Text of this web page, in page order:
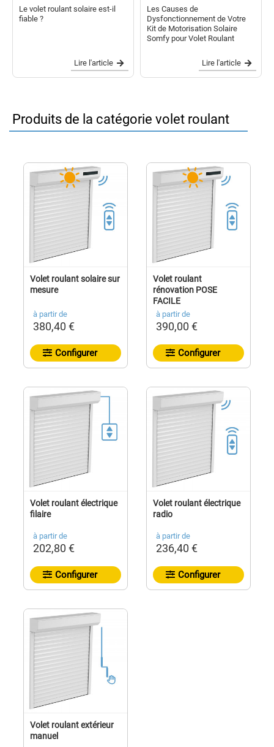
Le volet roulant solaire est-il
fiable ?
Lire l'article
Les Causes de
Dysfonctionnement de Votre
Kit de Motorisation Solaire
Somfy pour Volet Roulant
Lire l'article
Produits de la catégorie volet roulant
Volet roulant solaire sur
mesure
à partir de
380,40 €
Configurer
Volet roulant
rénovation POSE
FACILE
à partir de
390,00 €
Configurer
Volet roulant électrique
filaire
à partir de
202,80 €
Configurer
Volet roulant électrique
radio
à partir de
236,40 €
Configurer
Volet roulant extérieur
manuel